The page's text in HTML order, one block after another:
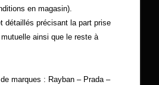
en magasin).
détaillés précisant la part prise
ainsi que le reste à
marques : Rayban – Prada –